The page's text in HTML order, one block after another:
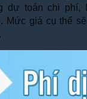
dự toán chi phí,
Mức giá cụ thể